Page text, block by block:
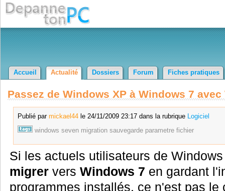
Accueil Actualité Dossiers Forum Fiches pratiques
Passez de Windows XP à Windows 7
Publié par mickael44le 24/11/2009 23:17 dans la rubrique Logiciel
windows seven migration sauvegarde parametre fichier
Si les actuels utilisateurs de
migrervers Windows 7 en gardant
programmes installés, ce n'est pas